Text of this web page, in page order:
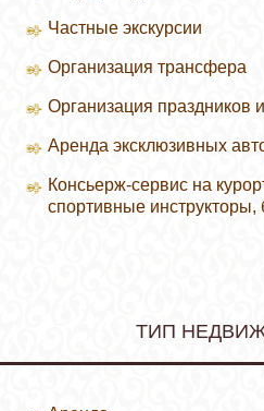
Частные экскурсии
Организация трансфера
Организация праздников
Аренда эксклюзивных
Консьерж-сервис на
спортивные инструкторы,
ТИП